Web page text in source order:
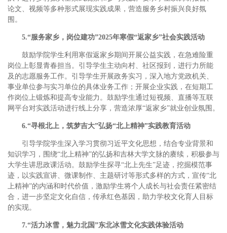
论文、视频等多种形式展现实践成果，营造服务乡村振兴良好氛
围。
5.“服务家乡，岗位建功”2025年寒假“返家乡”社会实践活动
鼓励学院学生利用寒假返家乡期间开展公益实践，在急难险重
岗位上彰显青春担当。引导学生主动向村、社区报到，进行力所能
及的志愿服务工作。引导学生开展政务实习，深入地方党政机关、
事业单位参与实习单位的具体业务工作；开展企业实践，在短期工
作岗位上锻炼和提高专业能力。鼓励学生通过短视频、直播等互联
网平台对实践活动进行线上分享，营造浓厚“返家乡”就业创业氛围。
6.“寻根北上，筑梦吉大”弘扬“北上精神”实践教育活动
引导学院学生深入学习贯彻习近平文化思想，结合专业背景和
知识学习，围绕“北上精神”的弘扬和吉林大学文脉的赓续，积极参与
大学生讲思政课活动。鼓励学生探寻“北上先生”足迹，挖掘模范事
迹，以实践宣讲、微课制作、主题研讨等形式多样的方式，宣传“北
上精神”的内涵和时代价值，激励学生将个人成长与社会责任紧密结
合，进一步坚定文化自信，传承红色基因，助力学校文化育人目标
的实现。
7.“活力冰雪，魅力北国”东北冰雪文化实践体验活动